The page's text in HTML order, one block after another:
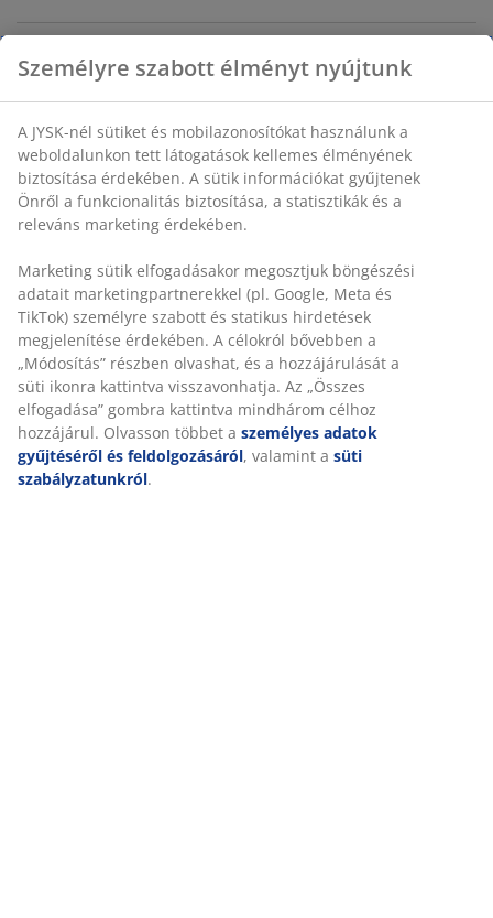
Művirág csokor színes, valósághű vadvirágok
keverékével. Élvezze az év minden napján a friss
virágok látványát, gondozás nélkül. A dizájn természet
által ihletett, hosszan tartó dekoratív hatást biztosít.
MA60 cm
Részletes Adatok
Értékelések
(37)
Személyre szabott élményt nyújtunk
A JYSK-nél sütiket és mobilazonosítókat használunk a
weboldalunkon tett látogatások kellemes élményének
biztosítása érdekében. A sütik információkat gyűjtenek
Önről a funkcionalitás biztosítása, a statisztikák és a
releváns marketing érdekében.
Marketing sütik elfogadásakor megosztjuk böngészési
adatait marketingpartnerekkel (pl. Google, Meta és
TikTok) személyre szabott és statikus hirdetések
megjelenítése érdekében. A célokról bővebben a
„Módosítás” részben olvashat, és a hozzájárulását a
süti ikonra kattintva visszavonhatja. Az „Összes
elfogadása” gombra kattintva mindhárom célhoz
hozzájárul. Olvasson többet a személyes adatok
gyűjtéséről és feldolgozásáról, valamint a süti
szabályzatunkról.